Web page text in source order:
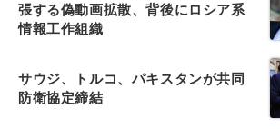
張する偽動画拡散、背後にロシア系
情報工作組織
サウジ、トルコ、パキスタンが共同
防衛協定締結